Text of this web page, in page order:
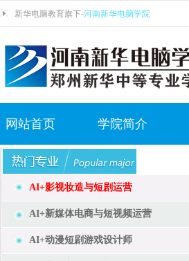
新华电脑教育旗下-河南新华电脑学院
网站首页 学院简介
AI+影视妆造与短剧运营
AI+新媒体电商与短视频运营
AI+动漫短剧游戏设计师